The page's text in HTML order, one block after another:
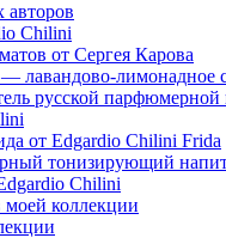
авторов
Chilini
от Сергея Карова
лавандово-лимонадное
русской
от Edgardio Chilini Frida
тонизирующий
Chilini
коллекции